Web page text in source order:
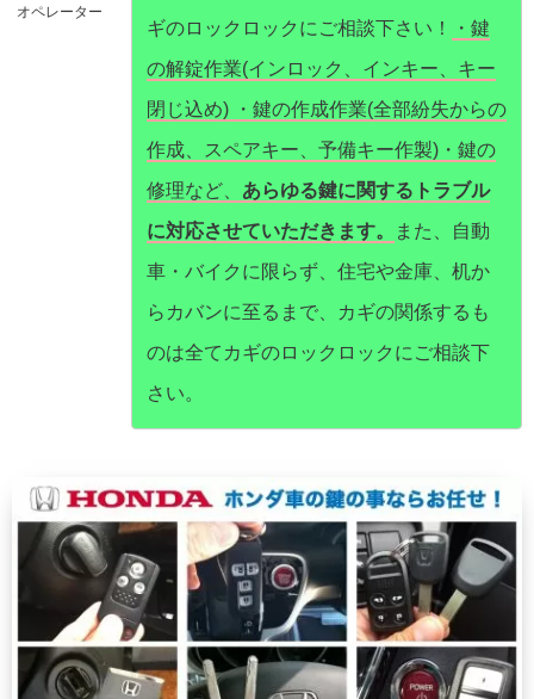
オペレーター
ギのロックロックにご相談下さい！
・鍵
の解錠作業(インロック、インキー、キー
閉じ込め) ・鍵の作成作業(全部紛失からの
作成、スペアキー、予備キー作製)・鍵の
修理など、 あらゆる鍵に関するトラブル
に対応させていただきます。
また、自動
車・バイクに限らず、住宅や金庫、机か
らカバンに至るまで、カギの関係するも
のは全てカギのロックロックにご相談下
さい。